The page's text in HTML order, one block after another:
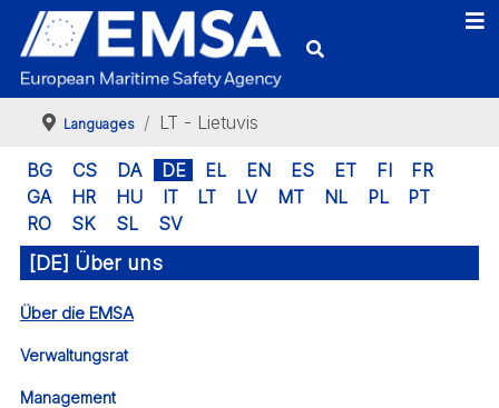
Languages LT - Lietuvis
BG CS DA DE EL EN ES ET FI
FR
GA
HR HU IT LT LV MT NL PL
PT
RO
SK SL SV
[DE] Über uns
Über die EMSA
Verwaltungsrat
Management